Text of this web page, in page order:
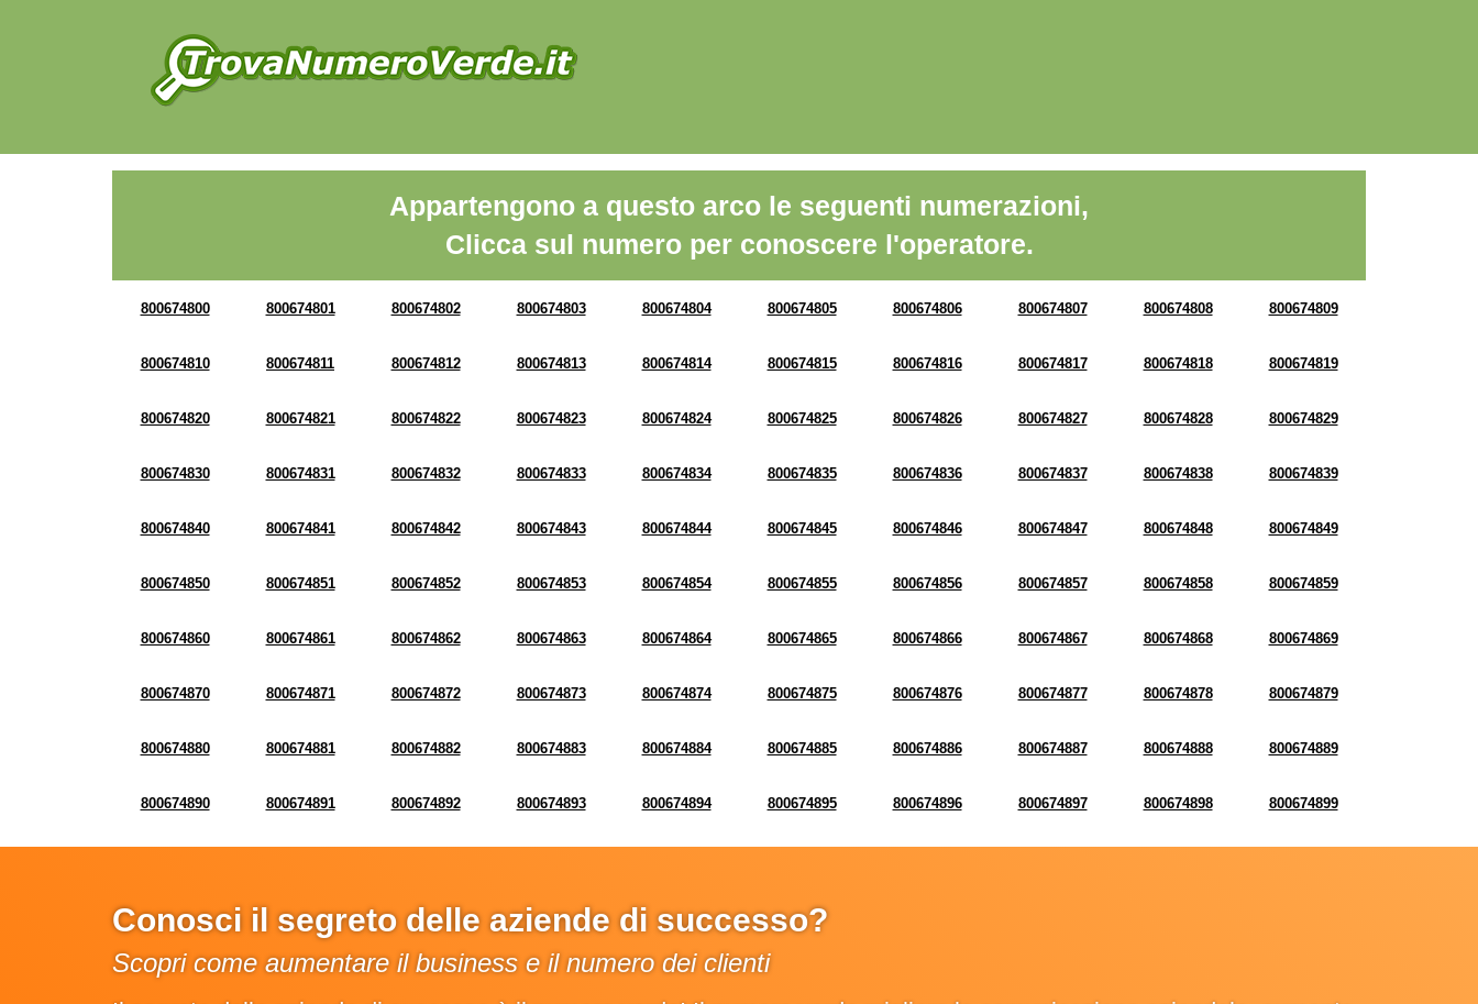
Appartengono a questo arco le seguenti numerazioni,
Clicca sul numero per conoscere l'operatore.
800674800 800674801 800674802 800674803 800674804 800674805 800674806 800674807 800674808 800674809
800674810 800674811 800674812 800674813 800674814 800674815 800674816 800674817 800674818 800674819
800674820 800674821 800674822 800674823 800674824 800674825 800674826 800674827 800674828 800674829
800674830 800674831 800674832 800674833 800674834 800674835 800674836 800674837 800674838 800674839
800674840 800674841 800674842 800674843 800674844 800674845 800674846 800674847 800674848 800674849
800674850 800674851 800674852 800674853 800674854 800674855 800674856 800674857 800674858 800674859
800674860 800674861 800674862 800674863 800674864 800674865 800674866 800674867 800674868 800674869
800674870 800674871 800674872 800674873 800674874 800674875 800674876 800674877 800674878 800674879
800674880 800674881 800674882 800674883 800674884 800674885 800674886 800674887 800674888 800674889
800674890 800674891 800674892 800674893 800674894 800674895 800674896 800674897 800674898 800674899
Conosci il segreto delle aziende di successo?
Scopri come aumentare il business e il numero dei clienti